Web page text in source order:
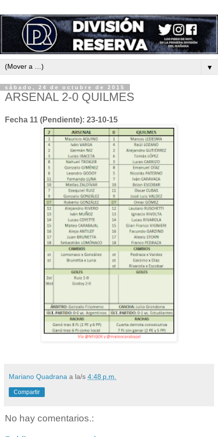
▼
sábado, 24 de octubre de 2015
ARSENAL 2-0 QUILMES
Fecha 11 (Pendiente): 23-10-15
Mariano Quadrana a la/s 4:48 p.m.
Compartir
No hay comentarios.: